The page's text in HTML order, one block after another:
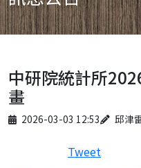
中研院統計所
畫
Published on
2026-03-03 12:53
Author 邱津
Tweet